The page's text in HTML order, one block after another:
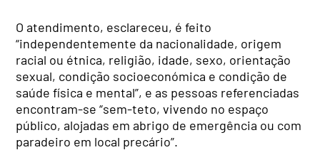
O atendimento, esclareceu, é feito
“independentemente da nacionalidade, origem
racial ou étnica, religião, idade, sexo, orientação
sexual, condição socioeconómica e condição de
saúde física e mental”, e as pessoas referenciadas
encontram-se “sem-teto, vivendo no espaço
público, alojadas em abrigo de emergência ou com
paradeiro em local precário”.